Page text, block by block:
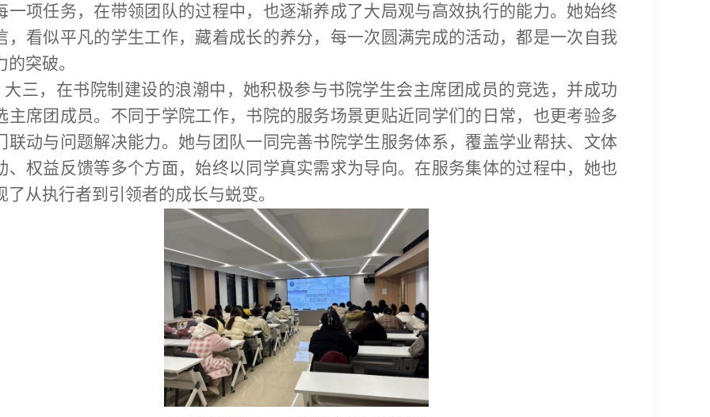
一项任务，在带领团队的过程中，也逐渐养成了大局观与高效执行的能力。她始终
，看似平凡的学生工作，藏着成长的养分，每一次圆满完成的活动，都是一次自我
的突破。
大三，在书院制建设的浪潮中，她积极参与书院学生会主席团成员的竞选，并成功
主席团成员。不同于学院工作，书院的服务场景更贴近同学们的日常，也更考验多
联动与问题解决能力。她与团队一同完善书院学生服务体系，覆盖学业帮扶、文体
、权益反馈等多个方面，始终以同学真实需求为导向。在服务集体的过程中，她也
了从执行者到引领者的成长与蜕变。